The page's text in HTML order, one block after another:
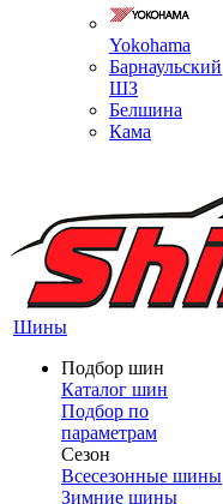
Yokohama
Барнаульский
ШЗ
Белшина
Кама
Шины
Подбор шин
Каталог шин
Подбор по
параметрам
Сезон
Всесезонные шины
Зимние шины